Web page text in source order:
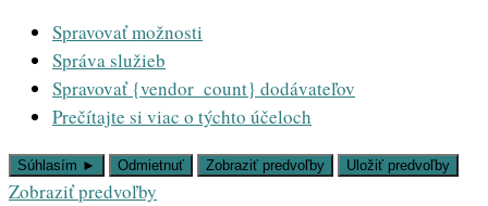
Spravovať možnosti
Správa služieb
Spravovať {vendor_count} dodávateľov
Prečítajte si viac o týchto účeloch
Súhlasím ► Odmietnuť Zobraziť predvoľby Uložiť predvoľby
Zobraziť predvoľby